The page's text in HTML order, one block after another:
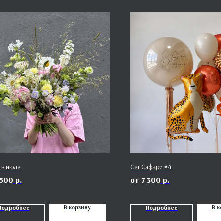
в июле
р.
В корзину
Сет Сафари #4
7 300 р.
Подробнее В